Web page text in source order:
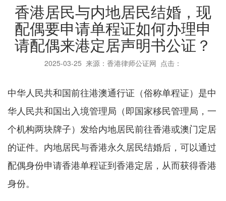
香港居民与内地居民结婚，现
配偶要申请单程证如何办理申
请配偶来港定居声明书公证？
2025-03-25 来源：香港律师公证网 点击：
中华人民共和国前往港澳通行证（俗称单程证）是中
华人民共和国出入境管理局（即国家移民管理局，一
个机构两块牌子）发给内地居民前往香港或澳门定居
的证件。内地居民与香港永久居民结婚后，可以通过
配偶身份申请香港单程证到香港定居，从而获得香港
身份。